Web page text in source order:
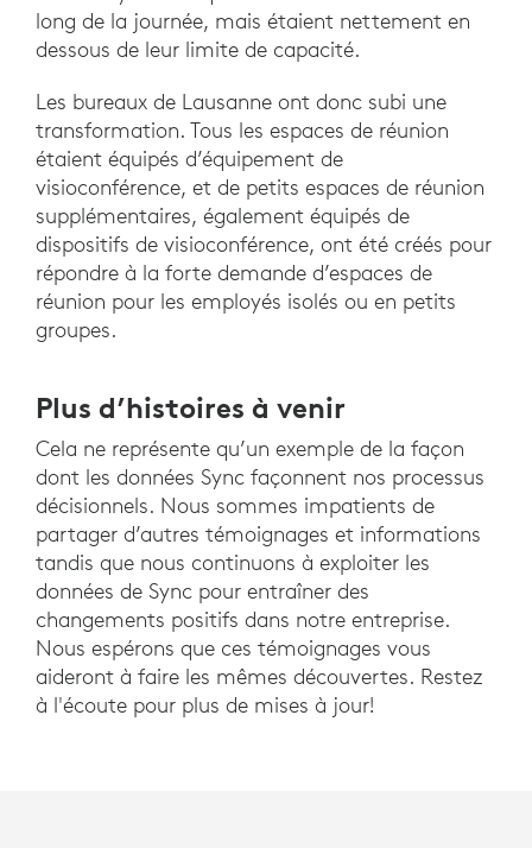
long de la journée, mais étaient nettement en
dessous de leur limite de capacité.
Les bureaux de Lausanne ont donc subi une
transformation. Tous les espaces de réunion
étaient équipés d’équipement de
visioconférence, et de petits espaces de réunion
supplémentaires, également équipés de
dispositifs de visioconférence, ont été créés pour
répondre à la forte demande d’espaces de
réunion pour les employés isolés ou en petits
groupes.
Plus d’histoires à venir
Cela ne représente qu’un exemple de la façon
dont les données Sync façonnent nos processus
décisionnels. Nous sommes impatients de
partager d’autres témoignages et informations
tandis que nous continuons à exploiter les
données de Sync pour entraîner des
changements positifs dans notre entreprise.
Nous espérons que ces témoignages vous
aideront à faire les mêmes découvertes. Restez
à l'écoute pour plus de mises à jour!